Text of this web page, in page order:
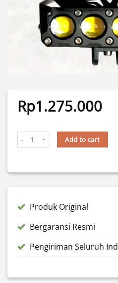
Rp1.275.000
HAPAG MINI LASER 4 MATA 120
Add to cart
Produk Original
Bergaransi Resmi
Pengiriman Seluruh